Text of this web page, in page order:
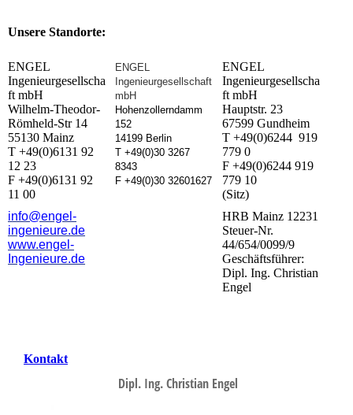
Unsere Standorte:
ENGEL
Ingenieurgesellscha
ft mbH
Wilhelm-Theodor-
Römheld-Str 14
55130 Mainz
T +49(0)6131 92
12 23
F +49(0)6131 92
11 00
ENGEL
Ingenieurgesellschaft
mbH
Hohenzollerndamm
152
14199 Berlin
T +49(0)30 3267
8343
F +49(0)30 32601627
ENGEL
Ingenieurgesellscha
ft mbH
Hauptstr. 23
67599 Gundheim
T +49(0)6244 919
779 0
F +49(0)6244 919
779 10
(Sitz)
info@engel-
ingenieure.de
www.engel-
Ingenieure.de
HRB Mainz 12231
Steuer-Nr.
44/654/0099/9
Geschäftsführer:
Dipl. Ing. Christian
Engel
Kontakt
Dipl. Ing. Christian Engel